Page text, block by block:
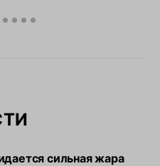
сильная жара